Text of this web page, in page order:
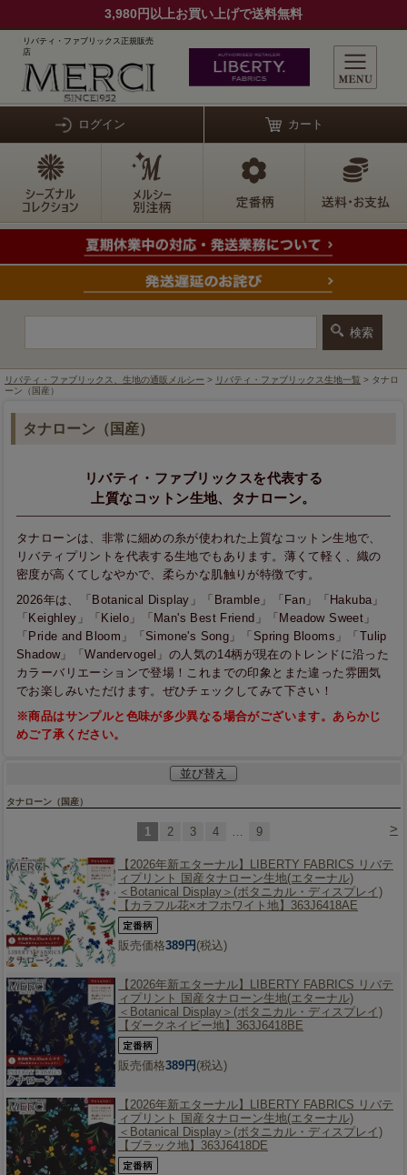
3,980円以上お買い上げで送料無料
リバティ・ファブリックス正規販売
店
ログイン カート
リバティ・ファブリックス、生地の通販メルシー > リバティ・ファブリックス生地一覧 > タナロ
ーン（国産）
タナローン（国産）
リバティ・ファブリックスを代表する
上質なコットン生地、タナローン。
タナローンは、非常に細めの糸が使われた上質なコットン生地で、
リバティプリントを代表する生地でもあります。薄くて軽く、織の
密度が高くてしなやかで、柔らかな肌触りが特徴です。
2026年は、「Botanical Display」「Bramble」「Fan」「Hakuba」
「Keighley」「Kielo」「Man's Best Friend」「Meadow Sweet」
「Pride and Bloom」「Simone's Song」「Spring Blooms」「Tulip
Shadow」「Wandervogel」の人気の14柄が現在のトレンドに沿った
カラーバリエーションで登場！これまでの印象とまた違った雰囲気
でお楽しみいただけます。ぜひチェックしてみて下さい！
※商品はサンプルと色味が多少異なる場合がございます。あらかじ
めご了承ください。
並び替え
タナローン（国産）
>
1 2 3 4 9
【2026年新エターナル】 LIBERTY FABRICS リバテ
ィプリント 国産タナローン生地(エターナル)
＜Botanical Display＞(ボタニカル・ディスプレイ)
【カラフル花×オフホワイト地】363J6418AE
販売価格389円(税込)
【2026年新エターナル】 LIBERTY FABRICS リバテ
ィプリント 国産タナローン生地(エターナル)
＜Botanical Display＞(ボタニカル・ディスプレイ)
【ダークネイビー地】363J6418BE
販売価格389円(税込)
【2026年新エターナル】 LIBERTY FABRICS リバテ
ィプリント 国産タナローン生地(エターナル)
＜Botanical Display＞(ボタニカル・ディスプレイ)
【ブラック地】363J6418DE